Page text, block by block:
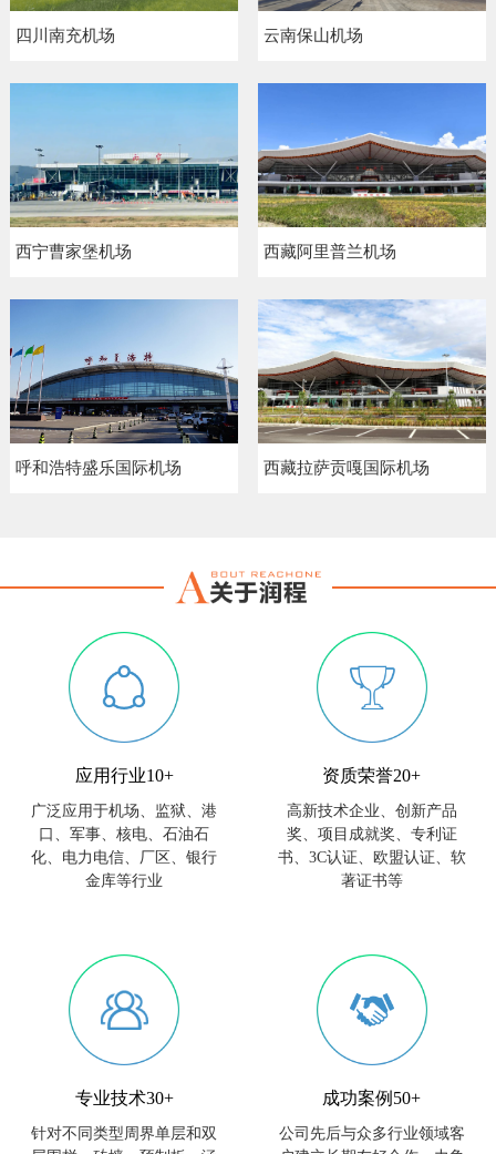
四川南充机场 云南保山机场
西宁曹家堡机场 西藏阿里普兰机场
呼和浩特盛乐国际机场 西藏拉萨贡嘎国际机场
应用行业10+
广泛应用于机场、监狱、港
口、军事、核电、石油石
化、电力电信、厂区、银行
金库等行业
资质荣誉20+
高新技术企业、创新产品
奖、项目成就奖、专利证
书、3C认证、欧盟认证、软
著证书等
专业技术30+
针对不同类型周界单层和双
成功案例50+
公司先后与众多行业领域客